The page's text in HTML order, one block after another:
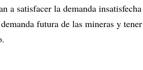
a satisfacer la demanda insatisfecha
futura de las mineras y tener